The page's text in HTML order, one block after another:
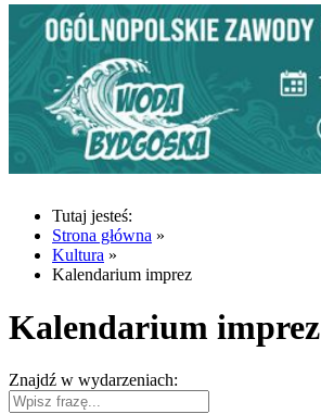
Tutaj jesteś:
Strona główna »
Kultura »
Kalendarium imprez
Kalendarium imprez
Znajdź w wydarzeniach: